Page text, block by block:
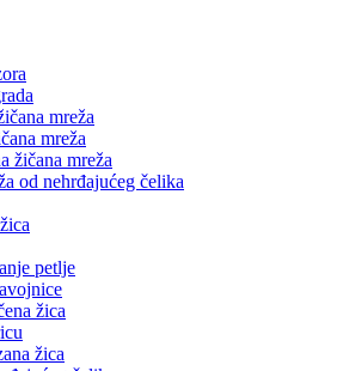
mreža
mreža
žičana mreža
od nehrđajućeg čelika
petlje
žica
žica